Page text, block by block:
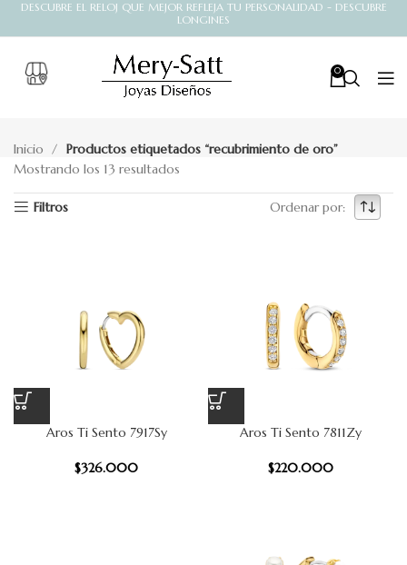
DESCUBRE EL RELOJ QUE MEJOR REFLEJA TU PERSONALIDAD - DESCUBRE
LONGINES
0
Inicio
Productos etiquetados “recubrimiento de oro”
Mostrando los 13 resultados
Filtros Ordenar por:
Aros Ti Sento 7917Sy
$326.000
Aros Ti Sento 7811Zy
$220.000